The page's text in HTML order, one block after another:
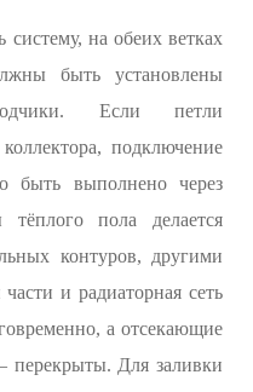
систему, на обеих ветках
быть установлены
Если петли
подключение
быть выполнено через
тёплого пола делается
контуров, другими
и радиаторная сеть
а отсекающие
перекрыты. Для заливки